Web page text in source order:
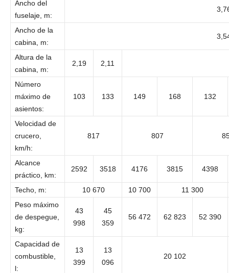
Ancho del
fuselaje, m:
Ancho de la
cabina, m:
Altura de la
cabina, m:
2,19 2,11
Número
máximo de
asientos:
103 133 149 168 132
Velocidad de
crucero,
km/h:
817 807
Alcance
práctico, km:
2592 3518 4176 3815 4398
Techo, m: 10 670 10 700
11 300
Peso máximo
de despegue,
kg:
43
998
45
359
56 472 62 823 52 390
Capacidad de
combustible,
l:
13
399
13
096
20 102